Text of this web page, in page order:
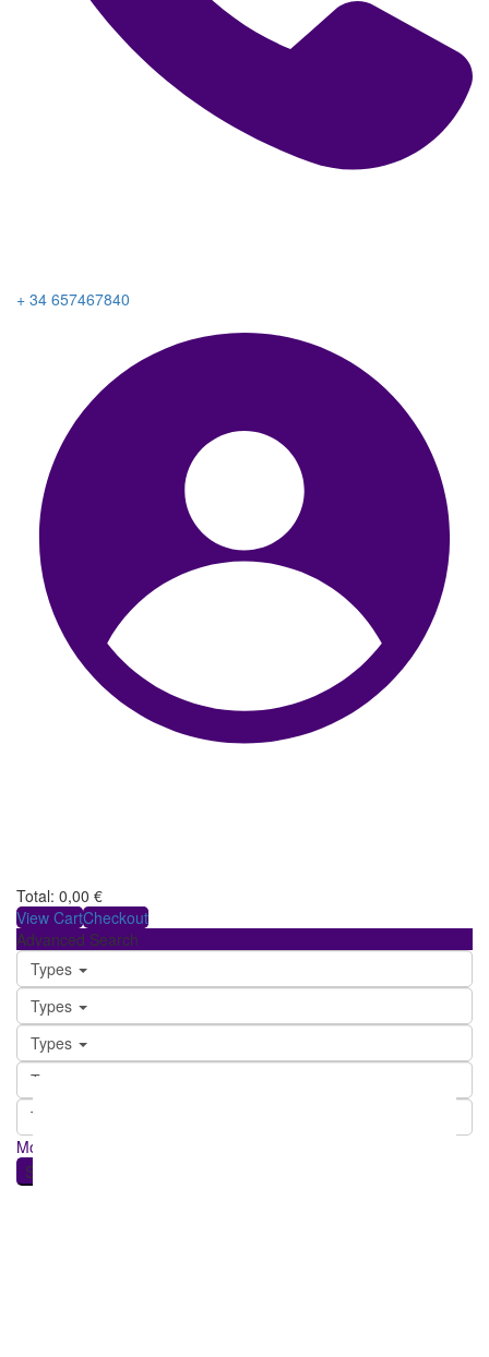
+ 34 657467840
Total: 0,00 €
View CartCheckout
Advanced Search
Types
Types
Types
Types
Types
More Search Options
Search Properties